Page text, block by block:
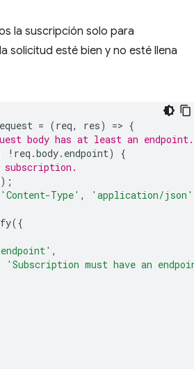
la suscripción solo para
solicitud esté bien y no esté llena
= (req, res) => {
body has at least an endpoint.
! req .body. endpoint)
{
);
'Content-Type' , 'application/json'
({
,
'Subscription must have an